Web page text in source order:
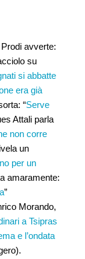
avverte:
su
si abbatte
era già
“Serve
Attali parla
non corre
un
per un
amaramente:
”
Morando,
a Tsipras
e l’ondata